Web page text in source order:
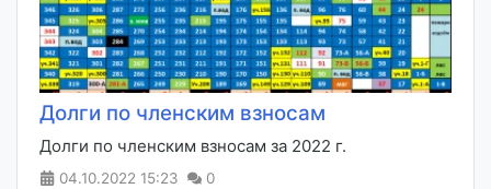
Долги по членским взносам
Долги по членским взносам за 2022 г.
04.10.2022 15:23 0